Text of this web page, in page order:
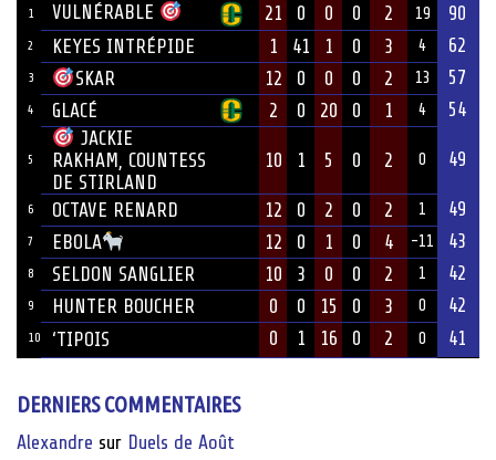
1 VULNÉRABLE 21 0 0 0 2 19 90
2 KEYES INTRÉPIDE 1 41 1 0 3 4 62
3 SKAR 12 0 0 0 2 13 57
4 GLACÉ 2 0 20 0 1 4 54
5
JACKIE
RAKHAM, COUNTESS
DE STIRLAND
10 1 5 0 2 0 49
6 OCTAVE RENARD 12 0 2 0 2 1 49
7 EBOLA 12 0 1 0 4 -11 43
8 SELDON SANGLIER 10 3 0 0 2 1 42
9 HUNTER BOUCHER 0 0 15 0 3 0 42
10 ‘TIPOIS 0 1 16 0 2 0 41
DERNIERS COMMENTAIRES
Alexandre sur Duels de Août